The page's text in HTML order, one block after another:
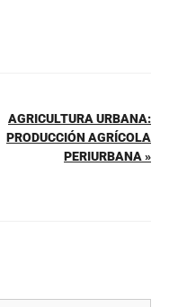
AGRICULTURA URBANA:
PRODUCCIÓN AGRÍCOLA
PERIURBANA »